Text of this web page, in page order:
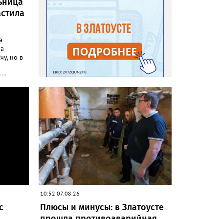
но в
своим
из
10:52 07.08.26
Плюсы и минусы: в Златоусте